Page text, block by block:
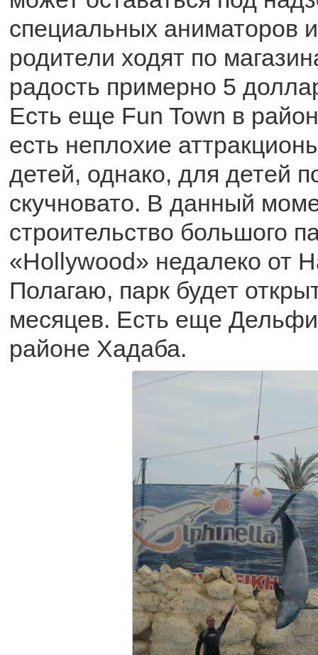
специальных аниматоров
родители ходят по
радость примерно 5
Есть еще Fun Town в
есть неплохие
детей, однако, для детей
скучновато. В данный
строительство большого
«Hollywood» недалеко от
Полагаю, парк будет
месяцев. Есть еще
районе Хадаба.